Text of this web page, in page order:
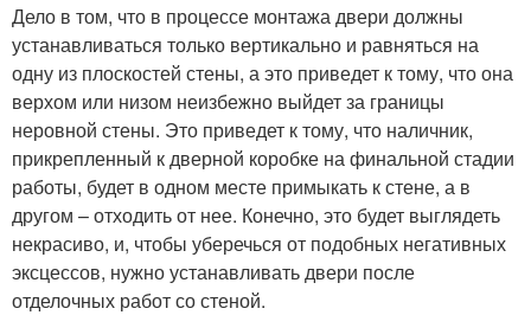
Дело в том, что в процессе монтажа двери должны
устанавливаться только вертикально и равняться на
одну из плоскостей стены, а это приведет к тому, что она
верхом или низом неизбежно выйдет за границы
неровной стены. Это приведет к тому, что наличник,
прикрепленный к дверной коробке на финальной стадии
работы, будет в одном месте примыкать к стене, а в
другом – отходить от нее. Конечно, это будет выглядеть
некрасиво, и, чтобы уберечься от подобных негативных
эксцессов, нужно устанавливать двери после
отделочных работ со стеной.